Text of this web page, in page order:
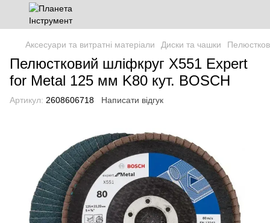
Аксесуари та витратні матеріали Диски та чашки
Пелюстковий шліфкруг X551 Expert
for Metal 125 мм K80 кут. BOSCH
Артикул: 2608606718 Написати відгук